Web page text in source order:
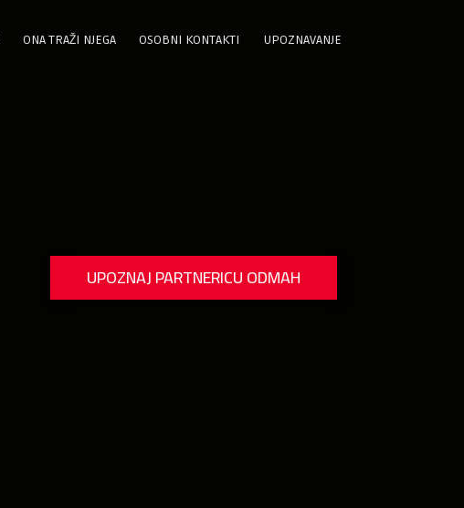
ONA TRAŽI NJEGA OSOBNI KONTAKTI UPOZNAVANJE
UPOZNAJ PARTNERICU ODMAH